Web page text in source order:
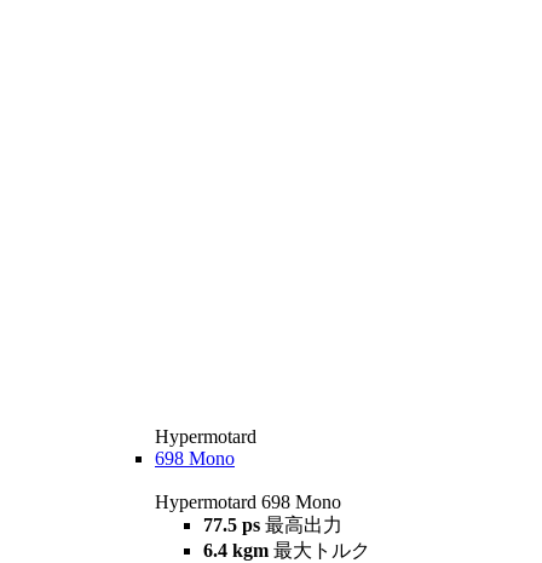
Hypermotard
698 Mono
Hypermotard 698 Mono
77.5 ps 最高出力
6.4 kgm 最大トルク